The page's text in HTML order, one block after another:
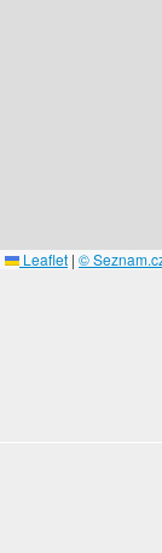
Leaflet | ©